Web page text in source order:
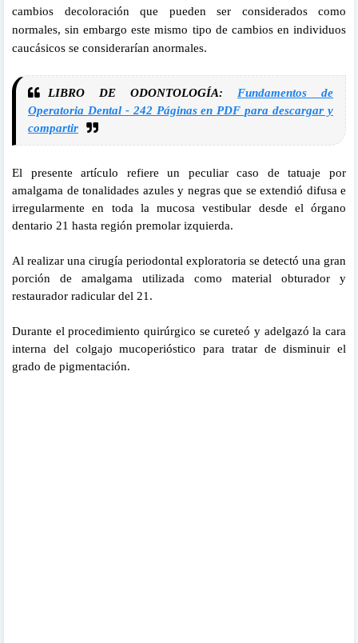
cambios decoloración que pueden ser considerados como
normales, sin embargo este mismo tipo de cambios en individuos
caucásicos se considerarían anormales.
LIBRO DE ODONTOLOGÍA: Fundamentos de
Operatoria Dental - 242 Páginas en PDF para descargar y
compartir
El presente artículo refiere un peculiar caso de tatuaje por
amalgama de tonalidades azules y negras que se extendió difusa e
irregularmente en toda la mucosa vestibular desde el órgano
dentario 21 hasta región premolar izquierda.
Al realizar una cirugía periodontal exploratoria se detectó una gran
porción de amalgama utilizada como material obturador y
restaurador radicular del 21.
Durante el procedimiento quirúrgico se cureteó y adelgazó la cara
interna del colgajo mucoperióstico para tratar de disminuir el
grado de pigmentación.